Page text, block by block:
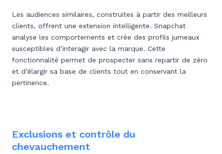
Les audiences similaires, construites à partir des meilleurs
clients, offrent une extension intelligente. Snapchat
analyse les comportements et crée des profils jumeaux
susceptibles d’interagir avec la marque. Cette
fonctionnalité permet de prospecter sans repartir de zéro
et d’élargir sa base de clients tout en conservant la
pertinence.
Exclusions et contrôle du
chevauchement